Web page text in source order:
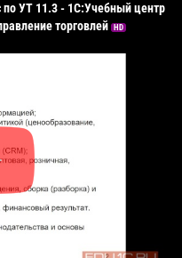
УТ 11.3 - 1С:Учебный центр
торговлей
HD